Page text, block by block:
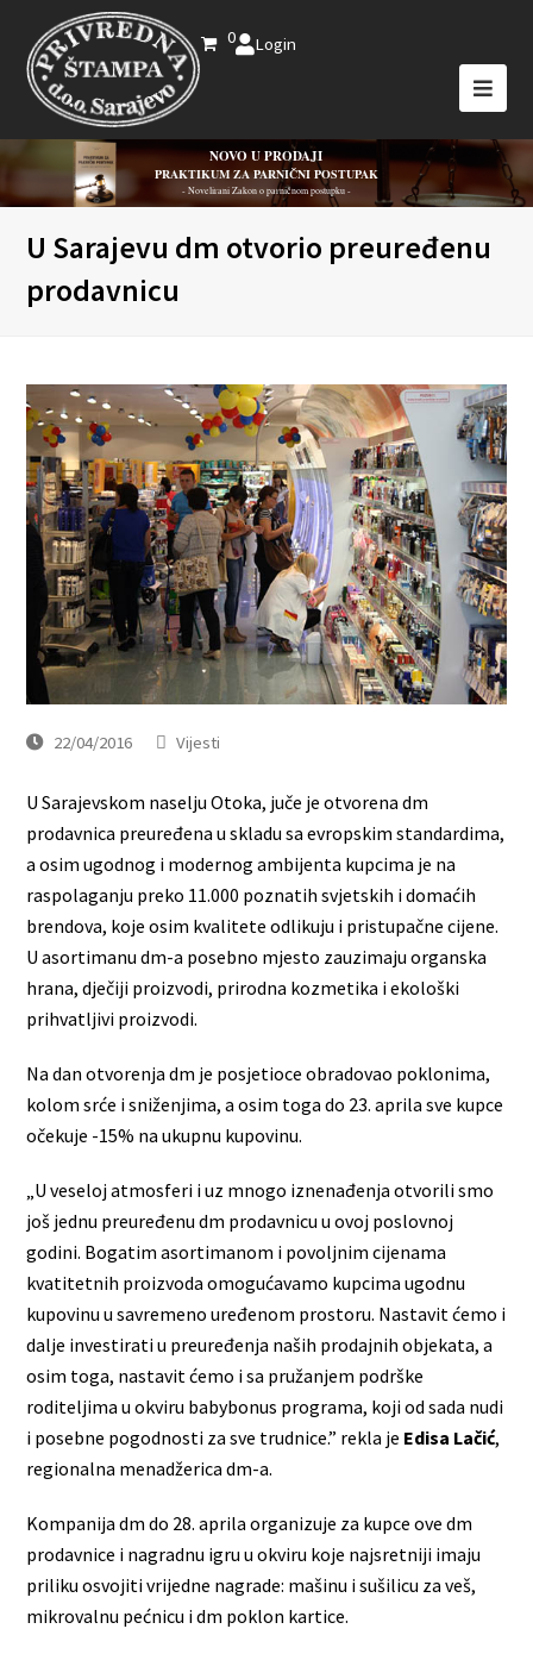
0 Login
NOVO U PRODAJI
PRAKTIKUM ZA PARNIČNI POSTUPAK
- Novelirani Zakon o parničnom postupku -
U Sarajevu dm otvorio preuređenu
prodavnicu
22/04/2016 Vijesti
U Sarajevskom naselju Otoka, juče je otvorena dm
prodavnica preuređena u skladu sa evropskim standardima,
a osim ugodnog i modernog ambijenta kupcima je na
raspolaganju preko 11.000 poznatih svjetskih i domaćih
brendova, koje osim kvalitete odlikuju i pristupačne cijene.
U asortimanu dm-a posebno mjesto zauzimaju organska
hrana, dječiji proizvodi, prirodna kozmetika i ekološki
prihvatljivi proizvodi.
Na dan otvorenja dm je posjetioce obradovao poklonima,
kolom srće i sniženjima, a osim toga do 23. aprila sve kupce
očekuje -15% na ukupnu kupovinu.
„U veseloj atmosferi i uz mnogo iznenađenja otvorili smo
još jednu preuređenu dm prodavnicu u ovoj poslovnoj
godini. Bogatim asortimanom i povoljnim cijenama
kvatitetnih proizvoda omogućavamo kupcima ugodnu
kupovinu u savremeno uređenom prostoru. Nastavit ćemo i
dalje investirati u preuređenja naših prodajnih objekata, a
osim toga, nastavit ćemo i sa pružanjem podrške
roditeljima u okviru babybonus programa, koji od sada nudi
i posebne pogodnosti za sve trudnice.” rekla je Edisa Lačić,
regionalna menadžerica dm-a.
Kompanija dm do 28. aprila organizuje za kupce ove dm
prodavnice i nagradnu igru u okviru koje najsretniji imaju
priliku osvojiti vrijedne nagrade: mašinu i sušilicu za veš,
mikrovalnu pećnicu i dm poklon kartice.